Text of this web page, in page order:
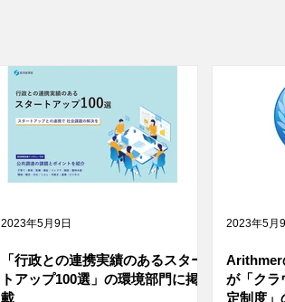
「行政との連携実績のあるスター
トアップ100選」の環境部門に掲
載
2023年5月9日
Arithmer
が「クラ
定制度」
2023年5月